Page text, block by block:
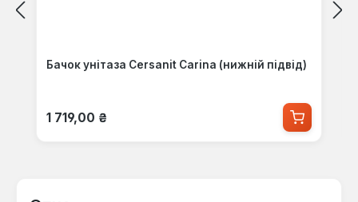
Бачок унітаза Cersanit Carina (нижній підвід)
Звичайна ціна:
1 719,00 ₴